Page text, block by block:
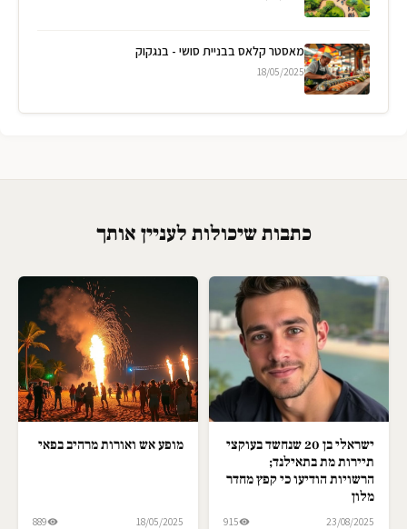
מאסטר קלאס בבניית סושי - בנגקוק
18/05/2025
כתבות שיכולות לעניין אותך
ישראלי בן 20 שנחשד בעוקצי
תיירות מת בתאילנד;
הרשויות הודיעו כי קפץ מחדר
מלון
23/08/2025
915
מופע אש ואורות מרהיב בפאי
18/05/2025
889